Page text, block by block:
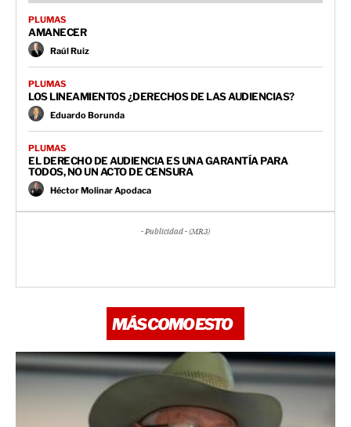
PLUMAS
AMANECER
Raúl Ruiz
PLUMAS
LOS LINEAMIENTOS ¿DERECHOS DE LAS AUDIENCIAS?
Eduardo Borunda
PLUMAS
EL DERECHO DE AUDIENCIA ES UNA GARANTÍA PARA
TODOS, NO UN ACTO DE CENSURA
Héctor Molinar Apodaca
- Publicidad - (MR3)
MÁS COMO ESTO